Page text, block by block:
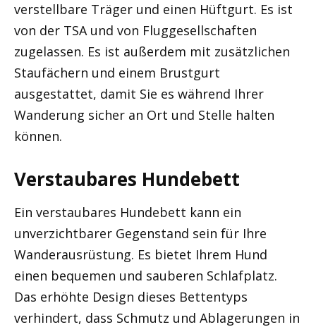
verstellbare Träger und einen Hüftgurt. Es ist
von der TSA und von Fluggesellschaften
zugelassen. Es ist außerdem mit zusätzlichen
Staufächern und einem Brustgurt
ausgestattet, damit Sie es während Ihrer
Wanderung sicher an Ort und Stelle halten
können.
Verstaubares Hundebett
Ein verstaubares Hundebett kann ein
unverzichtbarer Gegenstand sein für Ihre
Wanderausrüstung. Es bietet Ihrem Hund
einen bequemen und sauberen Schlafplatz.
Das erhöhte Design dieses Bettentyps
verhindert, dass Schmutz und Ablagerungen in